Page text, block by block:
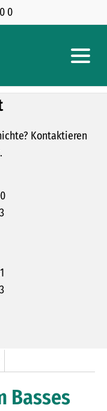
0
Kontaktieren
Basses